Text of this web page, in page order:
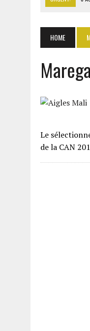
8 AOÛT 2026 |
8 AOÛT 2026
HOME
Le
de la CAN